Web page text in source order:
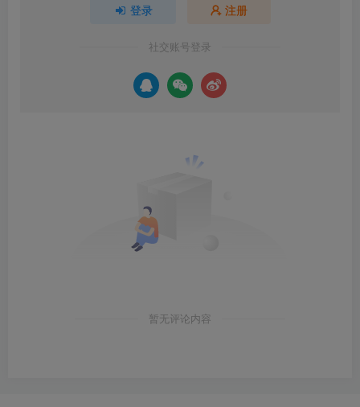
登录 注册
社交账号登录
暂无评论内容